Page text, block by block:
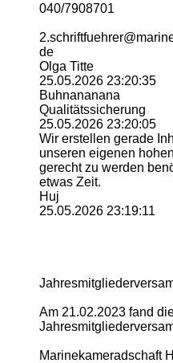
040/7908701
de
Olga Titte
25.05.2026 23:20:35
Buhnananana
Qualitätssicherung
25.05.2026 23:20:05
Wir erstellen gerade
unseren eigenen
gerecht zu werden
etwas Zeit.
Huj
25.05.2026 23:19:11
Am 21.02.2023 fand
Marinekameradschaft